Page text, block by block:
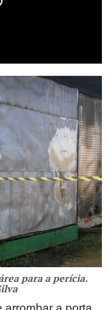
para a perícia.